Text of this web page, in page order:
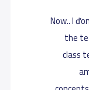
Now.. I
the
class